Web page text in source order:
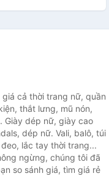
cả thời trang nữ, quần
thắt lưng, mũ nón,
Giày dép nữ, giày cao
dép nữ. Vali, balô, túi
lắc tay thời trang...
ngừng, chúng tôi đã
so sánh giá, tìm giá rẻ